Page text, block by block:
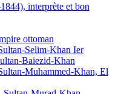
interprète et bon
ottoman
Selim-Khan Ier
Baiezid-Khan
Muhammed-Khan, El